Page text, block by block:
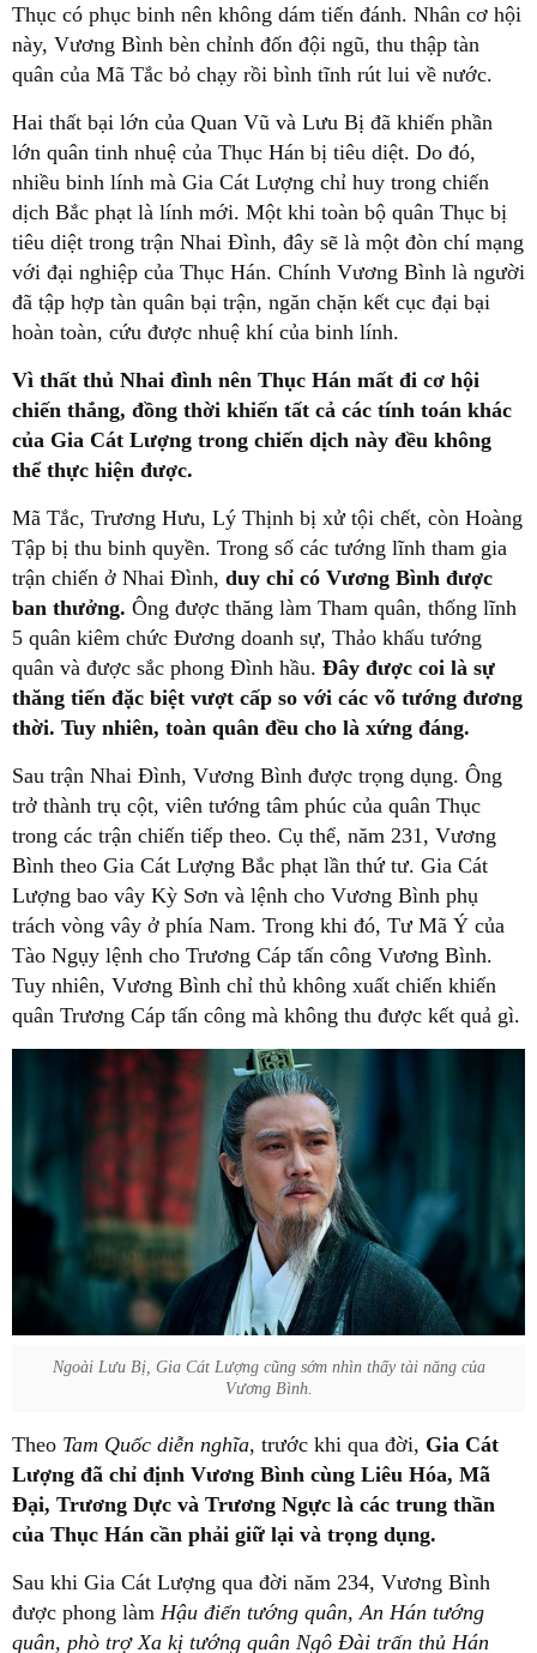
Thục có phục binh nên không dám tiến đánh. Nhân cơ hội
này, Vương Bình bèn chỉnh đốn đội ngũ, thu thập tàn
quân của Mã Tắc bỏ chạy rồi bình tĩnh rút lui về nước.
Hai thất bại lớn của Quan Vũ và Lưu Bị đã khiến phần
lớn quân tinh nhuệ của Thục Hán bị tiêu diệt. Do đó,
nhiều binh lính mà Gia Cát Lượng chỉ huy trong chiến
dịch Bắc phạt là lính mới. Một khi toàn bộ quân Thục bị
tiêu diệt trong trận Nhai Đình, đây sẽ là một đòn chí mạng
với đại nghiệp của Thục Hán. Chính Vương Bình là người
đã tập hợp tàn quân bại trận, ngăn chặn kết cục đại bại
hoàn toàn, cứu được nhuệ khí của binh lính.
Vì thất thủ Nhai đình nên Thục Hán mất đi cơ hội
chiến thắng, đồng thời khiến tất cả các tính toán khác
của Gia Cát Lượng trong chiến dịch này đều không
thể thực hiện được.
Mã Tắc, Trương Hưu, Lý Thịnh bị xử tội chết, còn Hoàng
Tập bị thu binh quyền. Trong số các tướng lĩnh tham gia
trận chiến ở Nhai Đình, duy chỉ có Vương Bình được
ban thưởng. Ông được thăng làm Tham quân, thống lĩnh
5 quân kiêm chức Đương doanh sự, Thảo khấu tướng
quân và được sắc phong Đình hầu. Đây được coi là sự
thăng tiến đặc biệt vượt cấp so với các võ tướng đương
thời. Tuy nhiên, toàn quân đều cho là xứng đáng.
Sau trận Nhai Đình, Vương Bình được trọng dụng. Ông
trở thành trụ cột, viên tướng tâm phúc của quân Thục
trong các trận chiến tiếp theo. Cụ thể, năm 231, Vương
Bình theo Gia Cát Lượng Bắc phạt lần thứ tư. Gia Cát
Lượng bao vây Kỳ Sơn và lệnh cho Vương Bình phụ
trách vòng vây ở phía Nam. Trong khi đó, Tư Mã Ý của
Tào Ngụy lệnh cho Trương Cáp tấn công Vương Bình.
Tuy nhiên, Vương Bình chỉ thủ không xuất chiến khiến
quân Trương Cáp tấn công mà không thu được kết quả gì.
Ngoài Lưu Bị, Gia Cát Lượng cũng sớm nhìn thấy tài năng của
Vương Bình.
Theo Tam Quốc diễn nghĩa, trước khi qua đời, Gia Cát
Lượng đã chỉ định Vương Bình cùng Liêu Hóa, Mã
Đại, Trương Dực và Trương Ngực là các trung thần
của Thục Hán cần phải giữ lại và trọng dụng.
Sau khi Gia Cát Lượng qua đời năm 234, Vương Bình
được phong làm Hậu điển tướng quân, An Hán tướng
quân, phò trợ Xa kị tướng quân Ngô Đài trấn thủ Hán